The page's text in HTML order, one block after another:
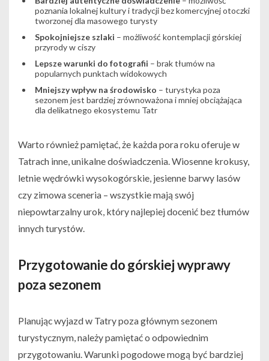
poznania lokalnej kultury i tradycji bez komercyjnej otoczki
tworzonej dla masowego turysty
Spokojniejsze szlaki – możliwość kontemplacji górskiej
przyrody w ciszy
Lepsze warunki do fotografii – brak tłumów na
popularnych punktach widokowych
Mniejszy wpływ na środowisko – turystyka poza
sezonem jest bardziej zrównoważona i mniej obciążająca
dla delikatnego ekosystemu Tatr
Warto również pamiętać, że każda pora roku oferuje w
Tatrach inne, unikalne doświadczenia. Wiosenne krokusy,
letnie wędrówki wysokogórskie, jesienne barwy lasów
czy zimowa sceneria – wszystkie mają swój
niepowtarzalny urok, który najlepiej docenić bez tłumów
innych turystów.
Przygotowanie do górskiej wyprawy
poza sezonem
Planując wyjazd w Tatry poza głównym sezonem
turystycznym, należy pamiętać o odpowiednim
przygotowaniu. Warunki pogodowe mogą być bardziej